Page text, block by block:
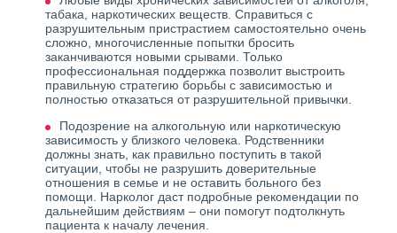
табака, наркотических веществ. Справиться с
разрушительным пристрастием самостоятельно очень
сложно, многочисленные попытки бросить
заканчиваются новыми срывами. Только
профессиональная поддержка позволит выстроить
правильную стратегию борьбы с зависимостью и
полностью отказаться от разрушительной привычки.
Подозрение на алкогольную или наркотическую
зависимость у близкого человека. Родственники
должны знать, как правильно поступить в такой
ситуации, чтобы не разрушить доверительные
отношения в семье и не оставить больного без
помощи. Нарколог даст подробные рекомендации по
дальнейшим действиям – они помогут подтолкнуть
пациента к началу лечения.